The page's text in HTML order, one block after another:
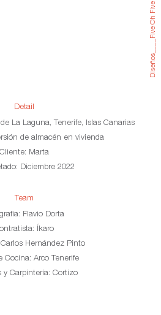
Diseños____Five Oh Five
Detail
La Laguna, Tenerife, Islas Canarias
de almacén en vivienda
Cliente: Marta
: Diciembre 2022
Team
Flavio Dorta
Íkaro
Carlos Hernández Pinto
Cocina: Arco Tenerife
y Carpintería: Cortizo